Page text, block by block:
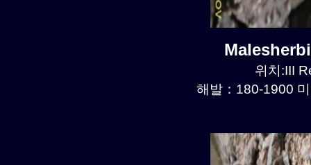
위치:III
해발：180-1900